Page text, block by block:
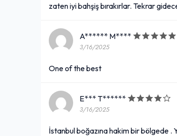
zaten iyi bahşiş bırakırlar. Tekrar
A****** M****
3/16/2025
One of the best
E*** T******
3/16/2025
İstanbul boğazına hakim bir bölgede